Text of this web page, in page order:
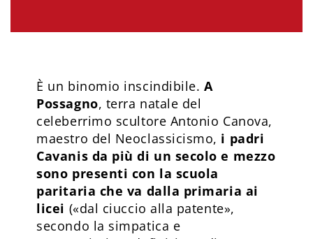
È un binomio inscindibile. A
Possagno, terra natale del
celeberrimo scultore Antonio Canova,
maestro del Neoclassicismo, i padri
Cavanis da più di un secolo e mezzo
sono presenti con la scuola
paritaria che va dalla primaria ai
licei («dal ciuccio alla patente»,
secondo la simpatica e